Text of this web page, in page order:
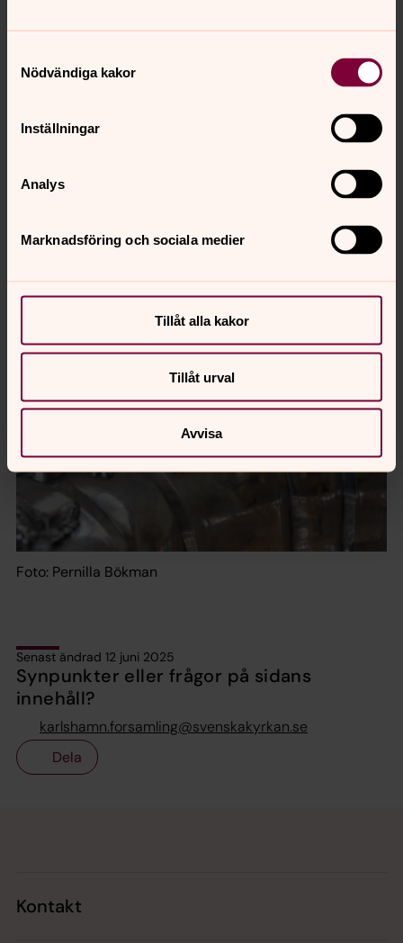
Nödvändiga kakor
Inställningar
Analys
Marknadsföring och sociala medier
Tillåt alla kakor
Tillåt urval
Avvisa
Foto: Pernilla Bökman
Senast ändrad 12 juni 2025
Synpunkter eller frågor på sidans
innehåll?
karlshamn.forsamling@svenskakyrkan.se
Dela
Kontakt